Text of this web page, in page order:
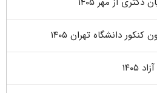
دانشگاه تهران ۱۴۰۵